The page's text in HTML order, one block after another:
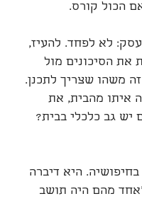
הכול קורס.
לא לפחד. להעיז,
את הסיכונים מול
משהו שצריך לתכנן.
איתו מהבית, את
גב כלכלי בבית?
היא דיברה
מהם היה תושב